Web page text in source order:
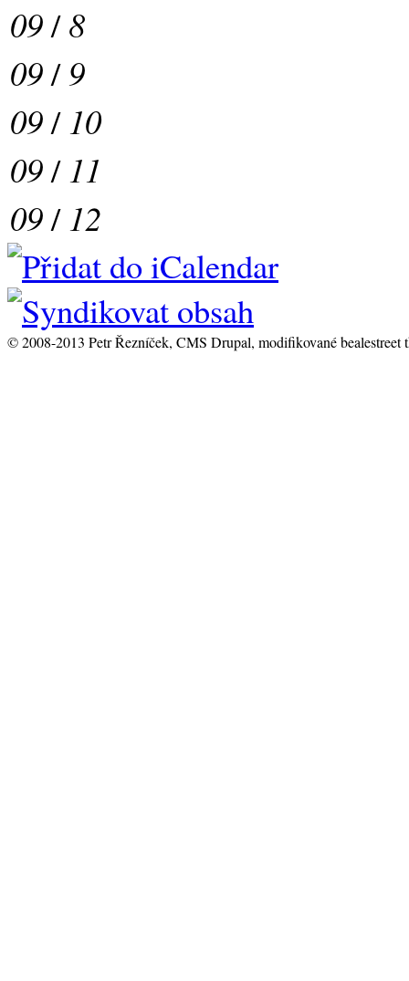
09/8
09/9
09/10
09/11
09/12
© 2008-2013 Petr Řezníček, CMS Drupal, modifikované bealestreet